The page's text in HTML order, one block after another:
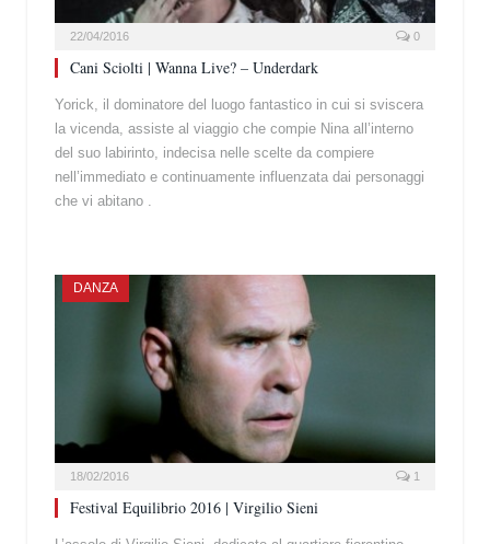
22/04/2016 0
Cani Sciolti | Wanna Live? – Underdark
Yorick, il dominatore del luogo fantastico in cui si sviscera
la vicenda, assiste al viaggio che compie Nina all’interno
del suo labirinto, indecisa nelle scelte da compiere
nell’immediato e continuamente influenzata dai personaggi
che vi abitano .
DANZA
18/02/2016 1
Festival Equilibrio 2016 | Virgilio Sieni